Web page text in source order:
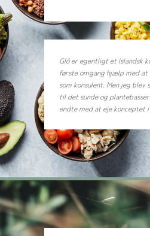
Gló er egentligt et Islandsk
første omgang hjælp med at
som konsulent. Men jeg
til det sunde og
endte med at eje konceptet i